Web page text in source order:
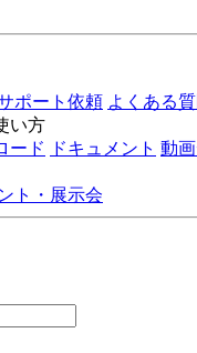
ポート依頼 よくある
い方
ード
ドキュメント 動
ト・展示会